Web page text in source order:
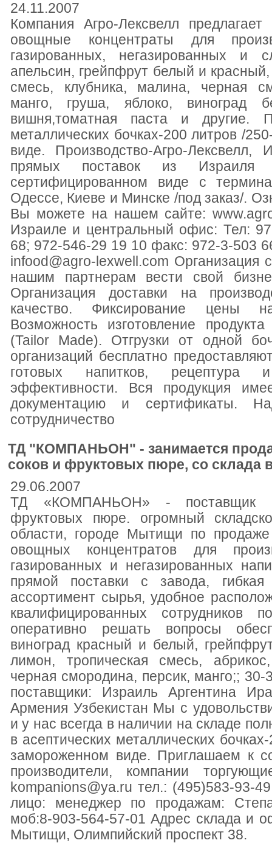
24.11.2007
Компания Агро-Лексвелл
овощные концентраты для
газированных, негазированных и
апельсин, грейпфрут белый и
смесь, клубника, малина, черная
манго, груша, яблоко, виноград
вишня,томатная паста и другие.
металлических бочках-200 литров /
виде. Производство-Агро-Лексвелл,
прямых поставок из Израиля
сертифицированном виде с
Одессе, Киеве и Минске /под заказ/.
Вы можете на нашем сайте:
Израиле и центральный офис: Тел:
68; 972-546-29 19 10 факс: 972-3-503
infood@agro-lexwell.com Организация
нашим партнерам вести свой
Организация доставки на
качество. Фиксирование цены
Возможность изготовление
(Tailor Made). Отгрузки от одной
организаций бесплатно
готовых напитков, рецептура
эффективности. Вся продукция
документацию и сертификаты.
сотрудничествo
ТД "КОМПАНЬОН" - занимается
соков и фруктовых пюре, со склада
29.06.2007
ТД «КОМПАНЬОН» - поставщик
фруктовых пюре. огромный
области, городе Мытищи по
овощных концентратов для
газированных и негазированных
прямой поставки с завода,
ассортимент сырья, удобное
квалифицированных сотрудников
оперативно решать вопросы
виноград красный и белый,
лимон, тропическая смесь,
черная смородина, персик, манго;;
поставщики: Израиль Аргентина
Армения Узбекистан Мы с
и у нас всегда в наличии на складе
в асептических металлических
замороженном виде. Приглашаем к
производители, компании
kompanions@ya.ru тел.: (495)583-93-
лицо: менеджер по продажам:
моб:8-903-564-57-01 Адрес склада и
Мытищи, Олимпийский проспект 38.